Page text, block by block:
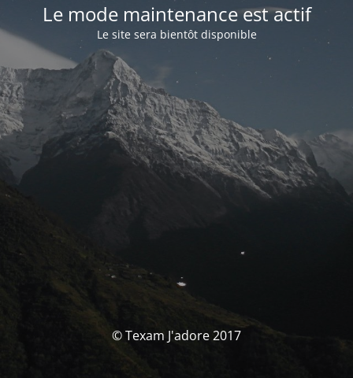
Le mode maintenance est actif
Le site sera bientôt disponible
© Texam J'adore 2017